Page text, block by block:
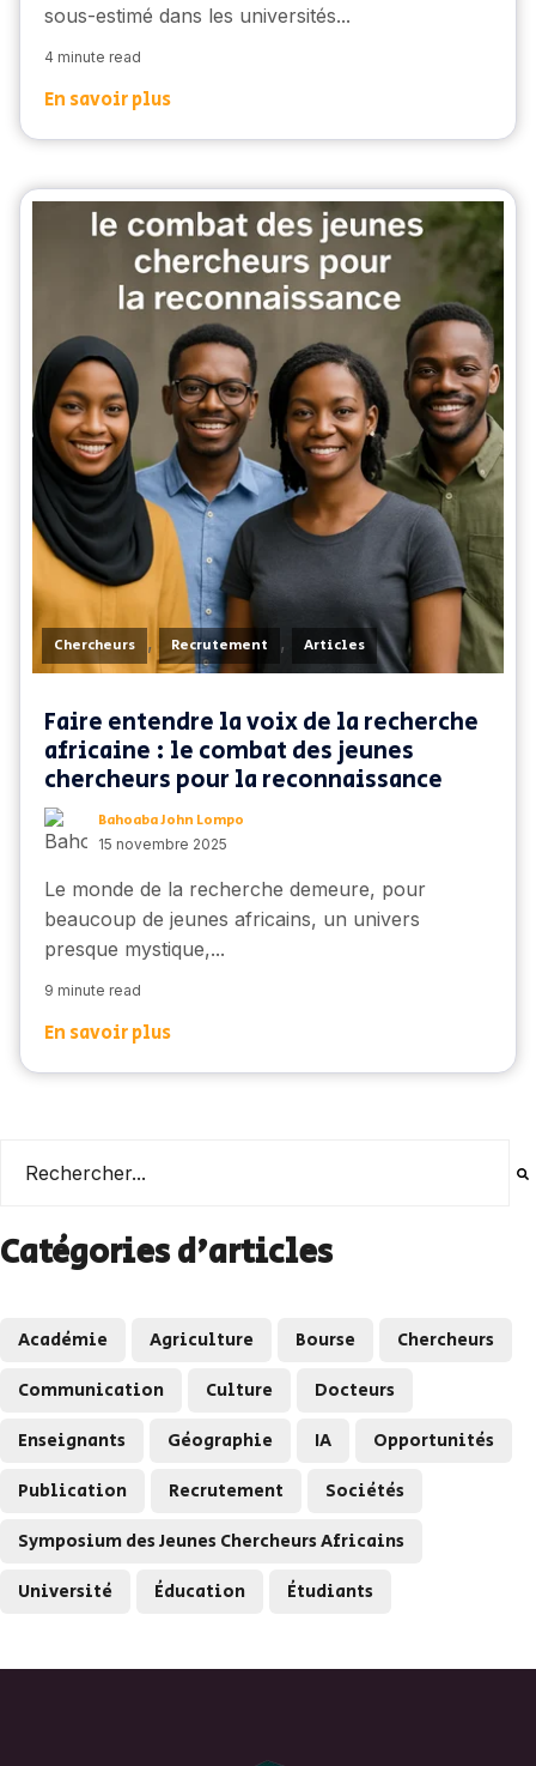
sous-estimé dans les universités...
4 minute read
En savoir plus
Chercheurs , Recrutement , Articles
Faire entendre la voix de la recherche
africaine : le combat des jeunes
chercheurs pour la reconnaissance
Bahoaba John Lompo
15 novembre 2025
Le monde de la recherche demeure, pour
beaucoup de jeunes africains, un univers
presque mystique,...
9 minute read
En savoir plus
Catégories d'articles
Académie Agriculture Bourse
Chercheurs
Communication
Culture
Docteurs
Enseignants
Géographie IA
Opportunités
Publication
Recrutement
Sociétés
Symposium des Jeunes Chercheurs Africains
Université
Éducation Étudiants